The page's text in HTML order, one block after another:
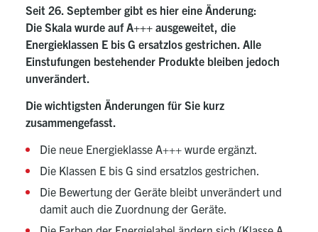
Seit 26. September gibt es hier eine Änderung:
Die Skala wurde auf A+++ ausgeweitet, die
Energieklassen E bis G ersatzlos gestrichen. Alle
Einstufungen bestehender Produkte bleiben jedoch
unverändert.
Die wichtigsten Änderungen für Sie kurz
zusammengefasst.
Die neue Energieklasse A+++ wurde ergänzt.
Die Klassen E bis G sind ersatzlos gestrichen.
Die Bewertung der Geräte bleibt unverändert und
damit auch die Zuordnung der Geräte.